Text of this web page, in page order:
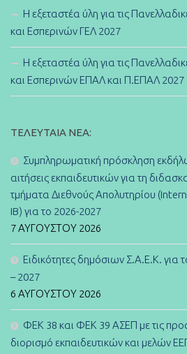
Η εξεταστέα ύλη για τις
και Εσπερινών ΓΕΛ 2027
Η εξεταστέα ύλη για τις
και Εσπερινών ΕΠΑΛ και Π.ΕΠΑΛ 2027
ΤΕΛΕΥΤΑΊΑ ΝΈΑ:
Συμπληρωματική πρόσκληση
αιτήσεις εκπαιδευτικών για τη
τμήματα Διεθνούς Απολυτηρίου
IB) για το 2026-2027
7 ΑΥΓΟΎΣΤΟΥ 2026
Ειδικότητες δημόσιων Σ.Α.Ε.Κ. για
– 2027
6 ΑΥΓΟΎΣΤΟΥ 2026
ΦΕΚ 38 και ΦΕΚ 39 ΑΣΕΠ με τις
διορισμό εκπαιδευτικών και μελών